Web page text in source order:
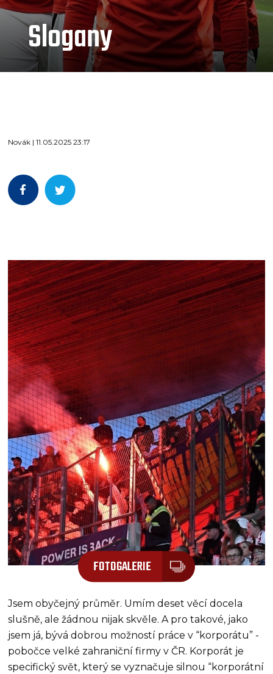
Slogany
Novák | 11.05.2025 23:17
FOTOGALERIE
Jsem obyčejný průměr. Umím deset věcí docela
slušně, ale žádnou nijak skvěle. A pro takové, jako
jsem já, bývá dobrou možností práce v “korporátu” -
pobočce velké zahraniční firmy v ČR. Korporát je
specifický svět, který se vyznačuje silnou “korporátní